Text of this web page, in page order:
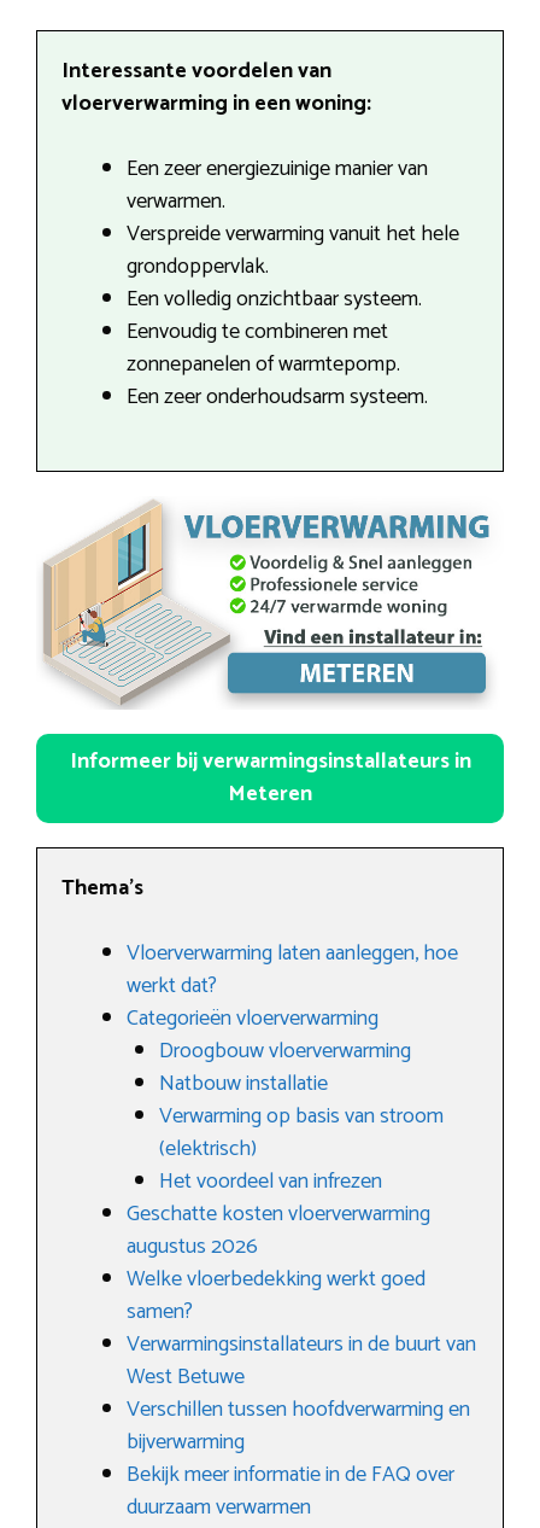
Interessante voordelen van
vloerverwarming in een woning:
Een zeer energiezuinige manier van
verwarmen.
Verspreide verwarming vanuit het hele
grondoppervlak.
Een volledig onzichtbaar systeem.
Eenvoudig te combineren met
zonnepanelen of warmtepomp.
Een zeer onderhoudsarm systeem.
Informeer bij verwarmingsinstallateurs in
Meteren
Thema’s
Vloerverwarming laten aanleggen, hoe
werkt dat?
Categorieën vloerverwarming
Droogbouw vloerverwarming
Natbouw installatie
Verwarming op basis van stroom
(elektrisch)
Het voordeel van infrezen
Geschatte kosten vloerverwarming
augustus 2026
Welke vloerbedekking werkt goed
samen?
Verwarmingsinstallateurs in de buurt van
West Betuwe
Verschillen tussen hoofdverwarming en
bijverwarming
Bekijk meer informatie in de FAQ over
duurzaam verwarmen